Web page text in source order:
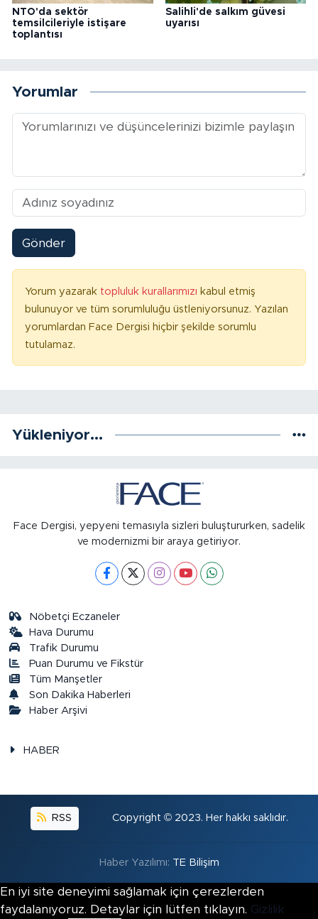
NTO'da sektör
temsilcileriyle istişare
toplantısı
Salihli'de salkım güvesi
uyarısı
Yorumlar
Gönder
Yorum yazarak topluluk kurallarımızı kabul etmiş
bulunuyor ve tüm sorumluluğu üstleniyorsunuz. Yazılan
yorumlardan Face Dergisi hiçbir şekilde sorumlu
tutulamaz.
Yükleniyor...
Face Dergisi, yepyeni temasıyla sizleri buluştururken, sadelik
ve modernizmi bir araya getiriyor.
Nöbetçi Eczaneler
Hava Durumu
Trafik Durumu
Puan Durumu ve Fikstür
Tüm Manşetler
Son Dakika Haberleri
Haber Arşivi
HABER
RSS Copyright © 2023. Her hakkı saklıdır.
Haber Yazılımı: TE Bilişim
En iyi site deneyimi sağlamak için çerezlerden
faydalanıyoruz. Detaylar için lütfen tıklayın. Gizlilik